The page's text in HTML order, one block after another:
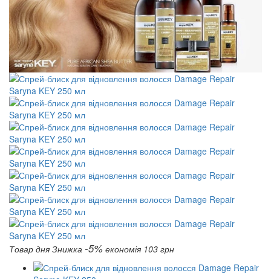
Товар дня Знижка -5% економія 103 грн